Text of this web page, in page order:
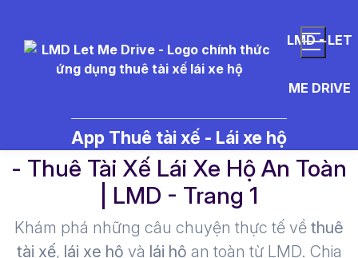
LMD - LET
ME DRIVE
App Thuê tài xế - Lái xe hộ
- Thuê Tài Xế Lái Xe Hộ An Toàn
| LMD - Trang 1​
Khám phá những câu chuyện thực tế về thuê
tài xế, lái xe hộ và lái hộ an toàn từ LMD. Chia